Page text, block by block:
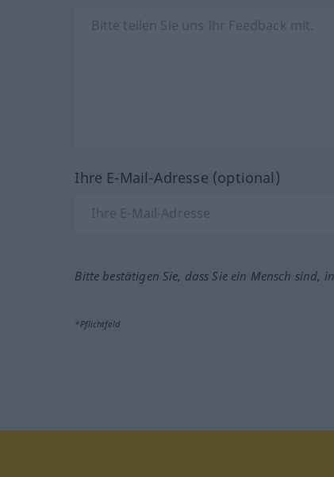
Ihre E-Mail-Adresse (optional)
Bitte bestätigen Sie, dass Sie ein Mensch sind,
*Pflichtfeld